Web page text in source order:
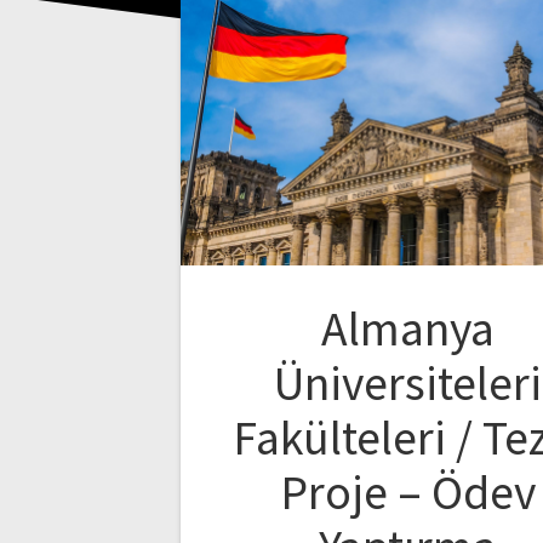
Almanya
Üniversiteleri
Fakülteleri /
Proje – Ödev